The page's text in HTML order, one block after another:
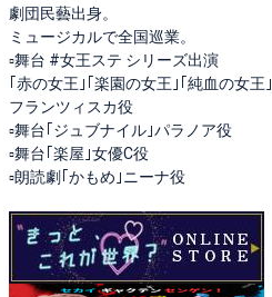
劇団民藝出身。
ミュージカルで全国巡業。
▫️舞台 #女王ステ シリーズ出演
｢赤の女王｣｢楽園の女王｣｢純血の女王｣
フランツィスカ役
▫️舞台｢ジュブナイル｣パラノア役
▫️舞台｢楽屋｣女優C役
▫️朗読劇｢かもめ｣ニーナ役